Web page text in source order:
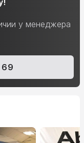
у менеджера